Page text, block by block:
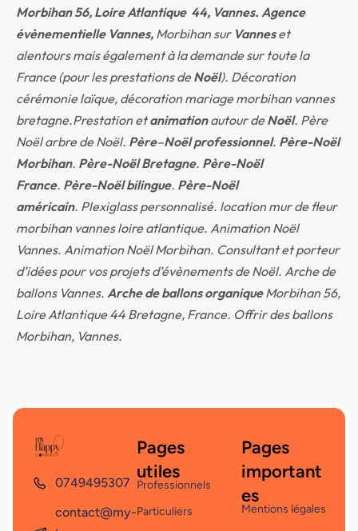
Morbihan 56, Loire Atlantique 44, Vannes. Agence
évènementielle Vannes, Morbihan sur Vanneset
alentours mais également à la demande sur toute la
France (pour les prestations deNoël). Décoration
cérémonie laïque, décoration mariage morbihan vannes
bretagne.Prestation etanimationautour deNoël. Père
Noël arbre de Noël. Père–Noël professionnel. Père-Noël
Morbihan. Père-Noël Bretagne. Père-Noël
France. Père-Noël bilingue. Père-Noël
américain. Plexiglass personnalisé. location mur de fleur
morbihan vannes loire atlantique. Animation Noël
Vannes. Animation Noël Morbihan. Consultant et porteur
d’idées pour vos projets d’évènements de Noël. Arche de
ballons Vannes. Arche de ballons organiqueMorbihan 56,
Loire Atlantique 44 Bretagne, France. Offrir des ballons
Morbihan, Vannes.
0749495307
contact@my-
Pages
utiles
Professionnels
Particuliers
Pages
important
es
Mentions légales